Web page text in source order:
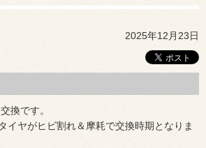
2025年12月23日
換です。
イヤがヒビ割れ＆摩耗で交換時期となりま